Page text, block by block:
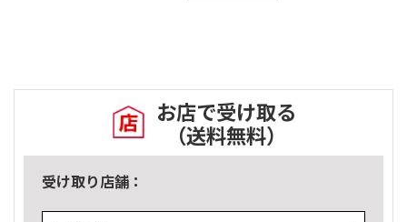
お店で受け取る
（送料無料）
受け取り店舗：